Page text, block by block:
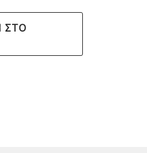
ΣΤΟ